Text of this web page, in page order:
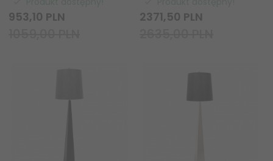
953,10 PLN 2371,50 PLN